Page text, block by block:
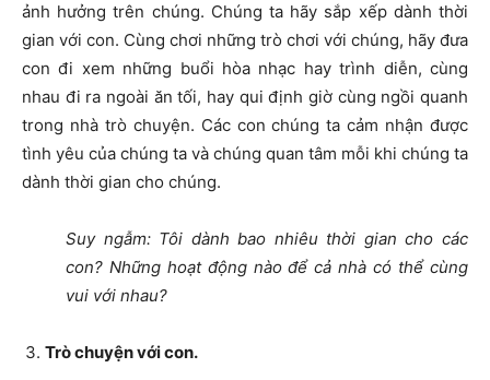
ảnh hưởng trên chúng. Chúng ta hãy sắp xếp dành thời
gian với con. Cùng chơi những trò chơi với chúng, hãy đưa
con đi xem những buổi hòa nhạc hay trình diễn, cùng
nhau đi ra ngoài ăn tối, hay qui định giờ cùng ngồi quanh
trong nhà trò chuyện. Các con chúng ta cảm nhận được
tình yêu của chúng ta và chúng quan tâm mỗi khi chúng ta
dành thời gian cho chúng.
Suy ngẫm: Tôi dành bao nhiêu thời gian cho các
con? Những hoạt động nào để cả nhà có thể cùng
vui với nhau?
Trò chuyện với con.